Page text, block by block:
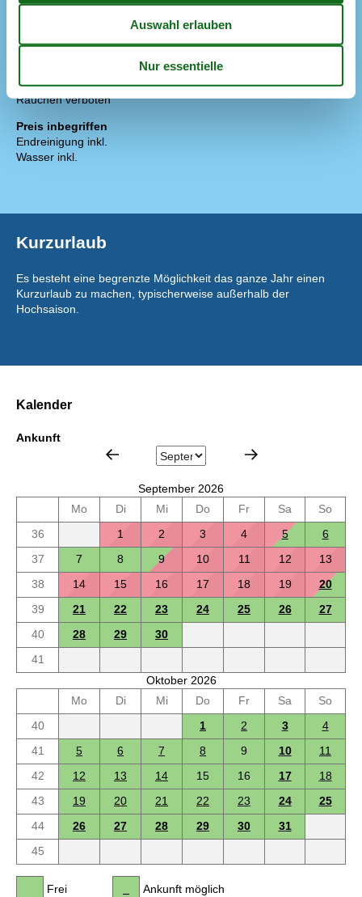
Aufladung von Elektroautos nicht erlaubt
Haustiere: nur Hunde erlaubt
Rauchen verboten
Preis inbegriffen
Endreinigung inkl.
Wasser inkl.
Kurzurlaub
Es besteht eine begrenzte Möglichkeit das ganze Jahr einen
Kurzurlaub zu machen, typischerweise außerhalb der
Hochsaison.
Kalender
Ankunft
September 2026
Mo
Di Mi Do Fr Sa
So
36
1 2 3 4 5
6
37
7 8 9 10 11 12
13
38
14 15 16 17 18 19
20
39
21 22 23 24 25 26
27
40
28 29
30
41
Oktober 2026
Mo
Di Mi Do Fr Sa
So
40
1 2 3
4
41
5 6 7 8 9 10
11
42
12 13 14 15 16 17
18
43
19 20 21 22 23 24
25
44
26 27 28 29 30
31
45
Frei Ankunft möglich